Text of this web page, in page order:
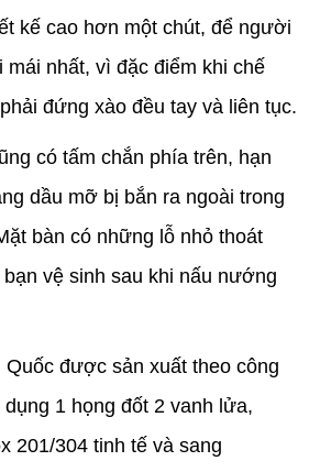
kế cao hơn một chút, để người
mái nhất, vì đặc điểm khi chế
đứng xào đều tay và liên tục.
có tấm chắn phía trên, hạn
dầu mỡ bị bắn ra ngoài trong
bàn có những lỗ nhỏ thoát
vệ sinh sau khi nấu nướng
được sản xuất theo công
1 họng đốt 2 vanh lửa,
201/304 tinh tế và sang